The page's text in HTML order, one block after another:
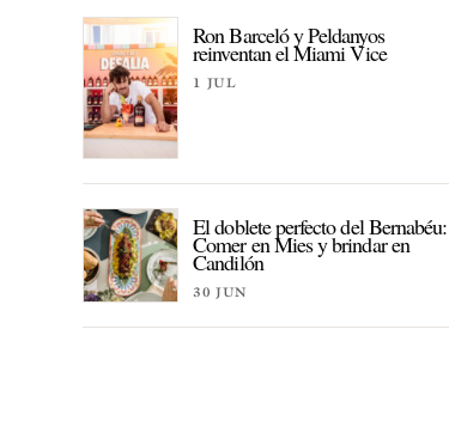
Ron Barceló y Peldanyos
reinventan el Miami Vice
1 JUL
El doblete perfecto del Bernabéu:
Comer en Mies y brindar en
Candilón
30 JUN